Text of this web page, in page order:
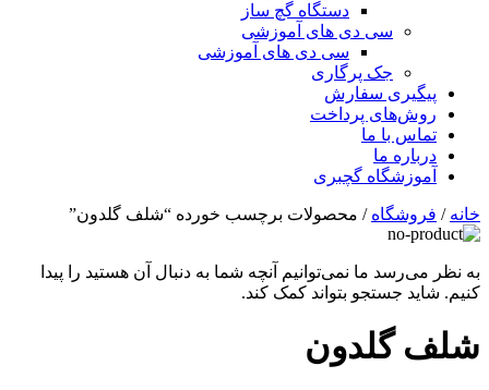
دستگاه گچ ساز
سی دی های آموزشی
سی دی های آموزشی
جک پرگاری
پیگیری سفارش
روش‌های پرداخت
تماس با ما
درباره ما
آموزشگاه گچبری
خانه / فروشگاه / محصولات برچسب خورده “شلف گلدون”
به نظر می‌رسد ما نمی‌توانیم آنچه شما به دنبال آن هستید را پیدا
کنیم. شاید جستجو بتواند کمک کند.
شلف گلدون